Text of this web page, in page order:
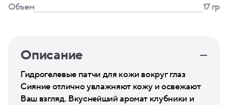
Объем
17 гр
Описание
Гидрогелевые патчи для кожи вокруг глаз
Сияние отлично увлажняют кожу и освежают
Ваш взгляд. Вкуснейший аромат клубники и